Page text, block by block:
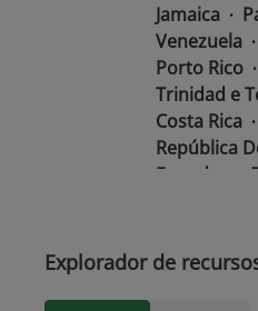
Jamaica
Venezuela
Porto Rico
Trinidad e
Costa Rica
República
Equador
Guatemala
Explorador de